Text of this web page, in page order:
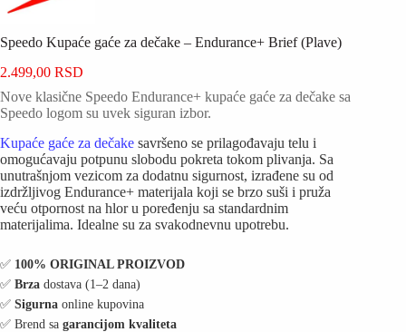
Speedo Kupaće gaće za dečake – Endurance+ Brief (Plave)
2.499,00 RSD
Nove klasične Speedo Endurance+ kupaće gaće za dečake sa
Speedo logom su uvek siguran izbor.
Kupaće gaće za dečake savršeno se prilagođavaju telu i
omogućavaju potpunu slobodu pokreta tokom plivanja. Sa
unutrašnjom vezicom za dodatnu sigurnost, izrađene su od
izdržljivog Endurance+ materijala koji se brzo suši i pruža
veću otpornost na hlor u poređenju sa standardnim
materijalima. Idealne su za svakodnevnu upotrebu.
✅️ 100% ORIGINAL PROIZVOD
✅️ Brza dostava (1–2 dana)
✅️ Sigurna online kupovina
✅️ Brend sa garancijom kvaliteta